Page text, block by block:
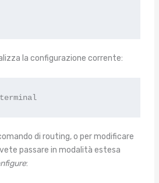
la configurazione corrente:
di routing, o per modificare
passare in modalità estesa
: